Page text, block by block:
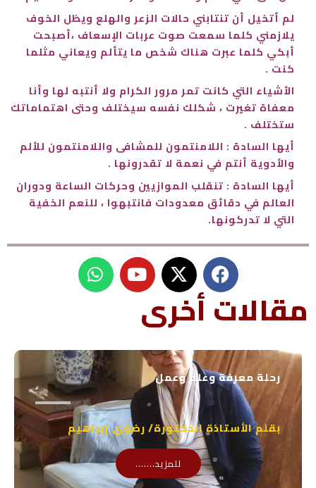
لم أتخيل أن تنتابني حالات الزعر والهلع ويظل الخوف
يلازمني كلما سمعت صوت عربات الإسعاف ،أصبحت
أبكي كلما عبرت هناك شخص ما يتألم ويعاني مثلما
كنت .
الأشياء التي كانت تمر مرور الكرام ولا أنتبه لها وأنا
معفاة تغيرت ، شكلك نفسه سيختلف وحتى اهتماماتك
ستختلف .
أيها السادة : اللامنتمون للمشافى واللامنتمون للألم
والأدوية أنتم في نعمة لا تقدرونها .
أيها السادة : تنقلب الموازيين وحركات الساعة ودوران
العالم في دقائق معدودات فانتبهوا ، للنعم الخفية
التي لا تدركونها.
u
t
b
e
W
h
a
t
a
p
p
مقالات أخرى
رحلة معرفة وعلم وعمل
بقلم الأستاذة الدكتورة/ رضوى إبراهيم
للمزيد.......